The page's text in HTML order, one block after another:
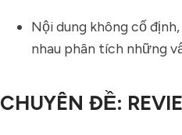
Nội dung không cố
nhau phân tích những
CHUYÊN ĐỀ: